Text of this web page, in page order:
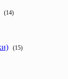
(14)
(15)